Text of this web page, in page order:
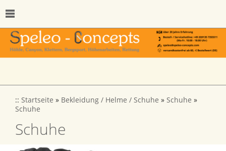
:: Startseite » Bekleidung / Helme / Schuhe » Schuhe »
Schuhe
Schuhe